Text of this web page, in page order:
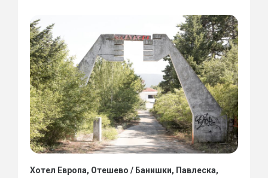
Хотел Европа, Отешево / Банишки, Павлеска,